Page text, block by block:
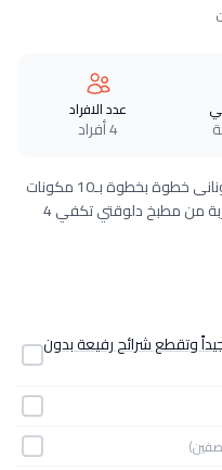
عدد الافراد
4 أفراد
طريقة عمل ضأني بالبطاطس والزيتون اليونانى خطوة بخطوة بـ10 مكونات
وفي 70 دقيقة فقط. وصفة سهلة ومجرّبة من مطبخ دلوقتي تكفي 4
وتقطع شرائح رفيعة بدون